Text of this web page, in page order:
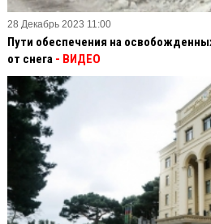
28 Декабрь 2023 11:00
Пути обеспечения на
от снега - ВИДЕО